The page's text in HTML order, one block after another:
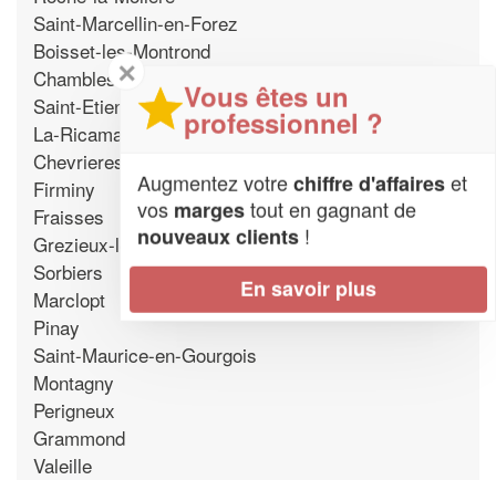
Saint-Marcellin-en-Forez
Boisset-les-Montrond
Chambles
Saint-Etienne
La-Ricamarie
Chevrieres
Firminy
Fraisses
Grezieux-le-Fromental
Sorbiers
Marclopt
Pinay
Saint-Maurice-en-Gourgois
Montagny
Perigneux
Grammond
Valeille
✕
Vous êtes un
professionnel ?
Augmentez votrechiffre d'affaireset
vos margestout en gagnant de
nouveaux clients !
En savoir plus